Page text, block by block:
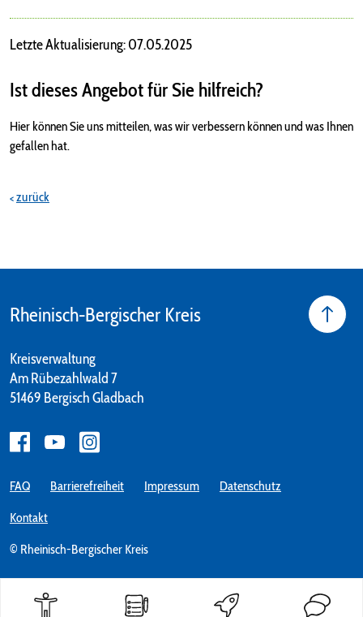
Letzte Aktualisierung: 07.05.2025
Ist dieses Angebot für Sie hilfreich?
Hier können Sie uns mitteilen, was wir verbessern können und was Ihnen
gefallen hat.
zurück
Rheinisch-Bergischer Kreis
Kreisverwaltung
Am Rübezahlwald 7
51469 Bergisch Gladbach
© Rheinisch-Bergischer Kreis
FAQ Barrierefreiheit Impressum Datenschutz
Kontakt